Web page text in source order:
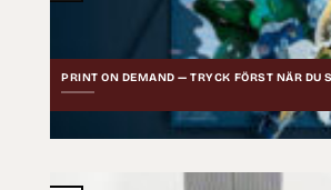
PRINT ON DEMAND — TRYCK FÖRST NÄR DU